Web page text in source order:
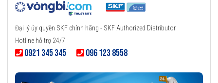
Đại lý ủy quyền SKF chính hãng - SKF Authorized Distributor
Hotline hỗ trợ 24/7
0921 345 345 096 123 8558